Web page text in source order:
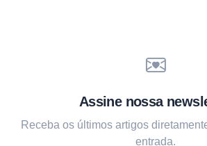
Assine nossa
Receba os últimos artigos
entrada.